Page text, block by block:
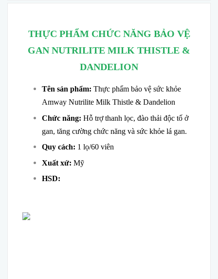
THỰC PHẨM CHỨC NĂNG BẢO VỆ
GAN NUTRILITE MILK THISTLE &
DANDELION
Tên sản phẩm: Thực phẩm bảo vệ sức khỏe
Amway Nutrilite Milk Thistle & Dandelion
Chức năng: Hỗ trợ thanh lọc, đào thải độc tố ở
gan, tăng cường chức năng và sức khỏe lá gan.
Quy cách: 1 lọ/60 viên
Xuất xứ: Mỹ
HSD: